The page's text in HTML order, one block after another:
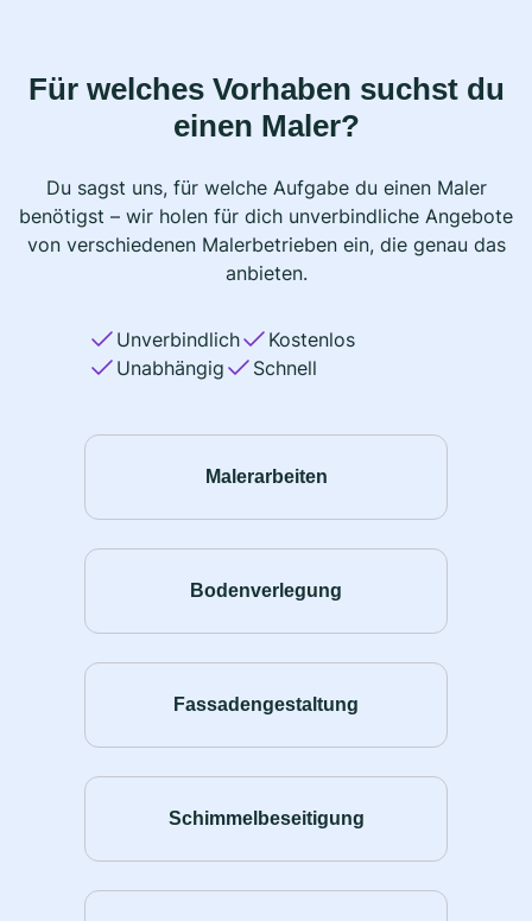
Für welches Vorhaben suchst du
einen Maler?
Du sagst uns, für welche Aufgabe du einen Maler
benötigst – wir holen für dich unverbindliche Angebote
von verschiedenen Malerbetrieben ein, die genau das
anbieten.
Unverbindlich
Kostenlos
Unabhängig
Schnell
Malerarbeiten
Bodenverlegung
Fassadengestaltung
Schimmelbeseitigung